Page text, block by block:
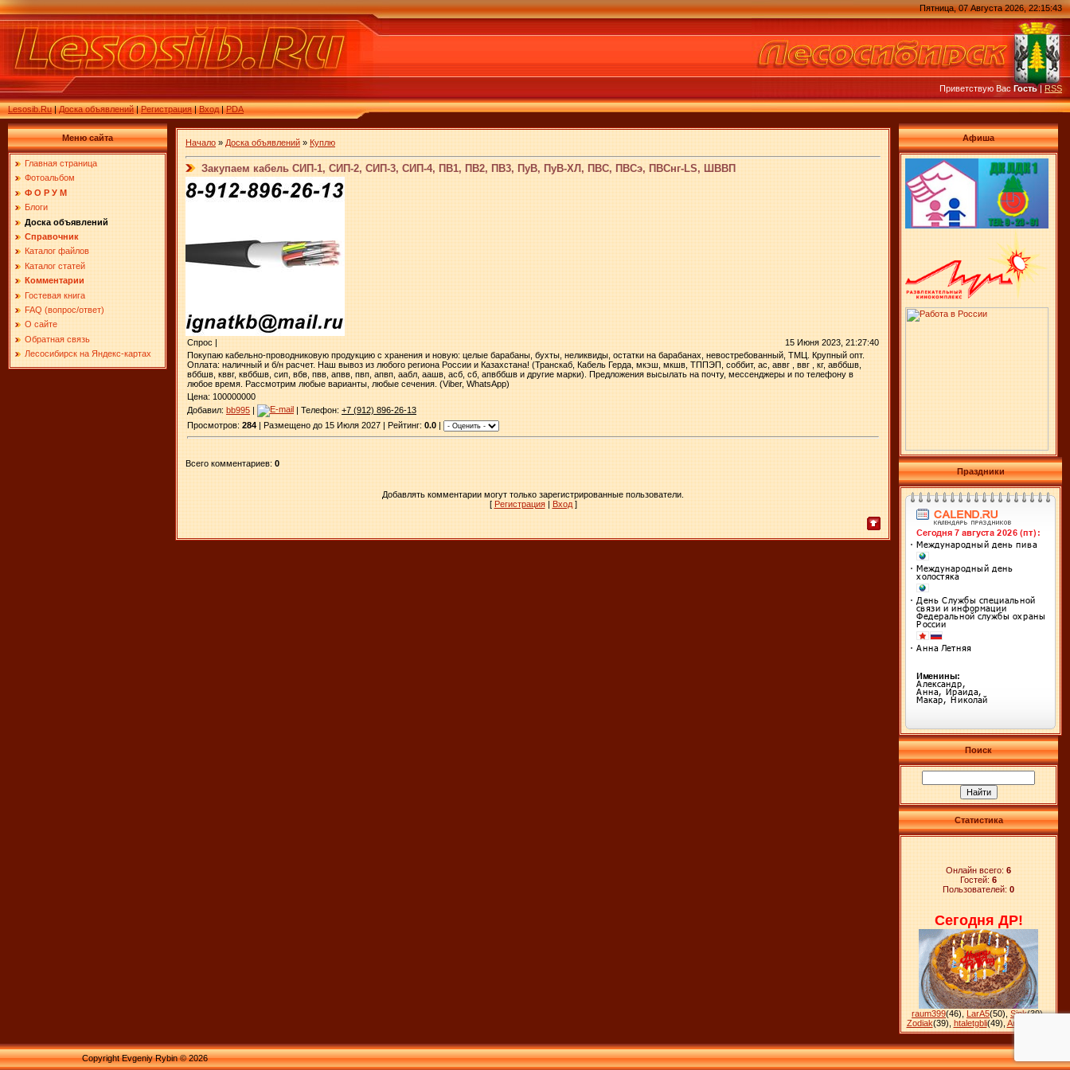
Lesosib.Ru|Доска объявлений|Регистрация|Вход|PDA
Пятница, 07 Августа 2026, 22:15:43
Приветствую ВасГость|RSS
Меню сайта
Главная страница
Фотоальбом
Ф О Р У М
Блоги
Доска объявлений
Справочник
Каталог файлов
Каталог статей
Комментарии
Гостевая книга
FAQ (вопрос/ответ)
О сайте
Обратная связь
Лесосибирск на Яндекс-картах
Начало » Доска объявлений » Куплю
Закупаем кабель СИП-1, СИП-2, СИП-3, СИП-4, ПВ1, ПВ2, ПВ3, ПуВ, ПуВ-ХЛ, ПВС, ПВСэ, ПВСнг-LS, ШВВП
Спрос |
15 Июня 2023, 21:27:40
Покупаю кабельно-проводниковую продукцию с хранения и новую: целые барабаны, бухты, неликвиды, остатки на барабанах, невостребованный, ТМЦ. Крупный опт.
Оплата: наличный и б/н расчет. Наш вывоз из любого региона России и Казахстана! (Транскаб, Кабель Герда, мкэш, мкшв, ТППЭП, соббит, ас, аввг , ввг , кг, авббшв,
вббшв, кввг, квббшв, сип, вбв, пвв, апвв, пвп, апвп, аабл, аашв, асб, сб, апвббшв и другие марки). Предложения высылать на почту, мессенджеры и по телефону в
любое время. Рассмотрим любые варианты, любые сечения. (Viber, WhatsApp)
Цена: 100000000
Добавил: bb995 | | Телефон: +7 (912) 896-26-13
Просмотров: 284 | Размещено до 15 Июля 2027 | Рейтинг: 0.0 |
Всего комментариев: 0
Добавлять комментарии могут только зарегистрированные пользователи.
[ Регистрация| Вход]
Афиша
Праздники
Поиск
Статистика
Онлайн всего: 6
Гостей: 6
Пользователей: 0
Сегодня ДР!
raum399(46) LarA5(50) Sink(39),
Zodiak(39) htaletgbli(49) Ankara
Copyright Evgeniy Rybin © 2026